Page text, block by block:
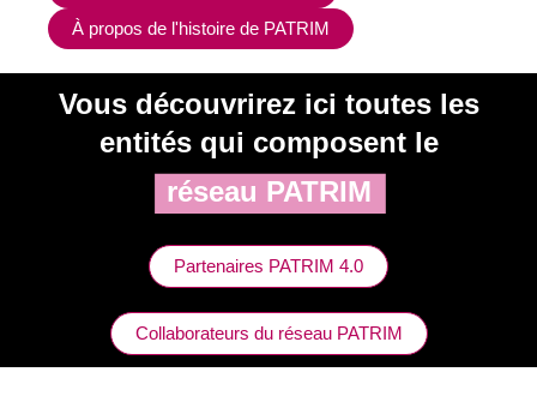
À propos de l'histoire de PATRIM
Vous découvrirez ici toutes les
entités qui composent le
réseau PATRIM
Partenaires PATRIM 4.0
Collaborateurs du réseau PATRIM